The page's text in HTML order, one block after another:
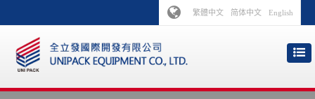
繁體中文 简体中文 English